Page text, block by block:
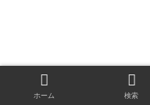
ホーム 検索